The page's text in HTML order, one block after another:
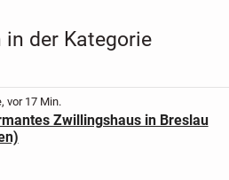
in der Kategorie
vor 17 Min.
Zwillingshaus in Breslau